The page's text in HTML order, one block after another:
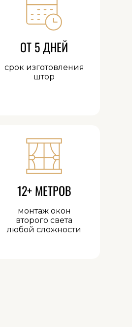
ОТ 5 ДНЕЙ
срок изготовления
штор
12+ МЕТРОВ
монтаж окон
второго света
любой сложности